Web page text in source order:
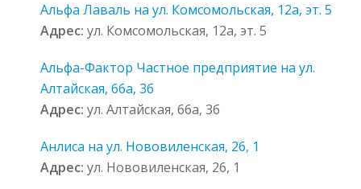
Альфа Лаваль на ул. Комсомольская, 12а, эт. 5
Адрес: ул. Комсомольская, 12а, эт. 5
Альфа-Фактор Частное предприятие на ул.
Алтайская, 66а, 3б
Адрес: ул. Алтайская, 66а, 3б
Анлиса на ул. Нововиленская, 26, 1
Адрес: ул. Нововиленская, 26, 1